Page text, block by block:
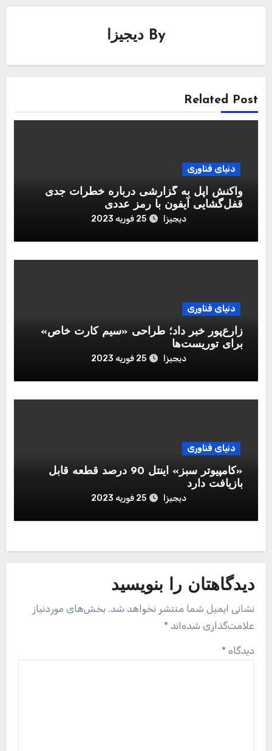
By دیجیزا
Related Post
دنیای فناوری
واکنش اپل به گزارشی درباره خطرات جدی
قفل‌گشایی آیفون با رمز عددی
دیجیزا 25 فوریه 2023
دنیای فناوری
زارع‌پور خبر داد؛ طراحی «سیم کارت خاص»
برای توریست‌ها
دیجیزا 25 فوریه 2023
دنیای فناوری
«کامپیوتر سبز» اینتل 90 درصد قطعه قابل‌
بازیافت دارد
دیجیزا 25 فوریه 2023
دیدگاهتان را بنویسید
نشانی ایمیل شما منتشر نخواهد شد. بخش‌های موردنیاز
علامت‌گذاری شده‌اند *
دیدگاه *